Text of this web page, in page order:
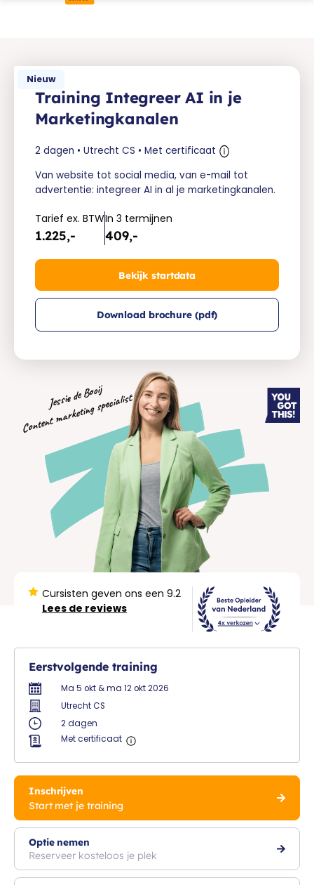
Nieuw
Training Integreer AI in je
Marketingkanalen
2 dagen • Utrecht CS • Met certificaat
Van website tot social media, van e-mail tot
advertentie: integreer AI in al je marketingkanalen.
Tarief ex. BTW
1.225,-
In 3 termijnen
409,-
Bekijk startdata
Download brochure (pdf)
Jessie de Booij
Content marketing specialist
Cursisten geven ons een 9.2
Lees de reviews
Eerstvolgende training
Ma 5 okt & ma 12 okt 2026
Utrecht CS
2 dagen
Met certificaat
Inschrijven
Start met je training
Optie nemen
Reserveer kosteloos je plek